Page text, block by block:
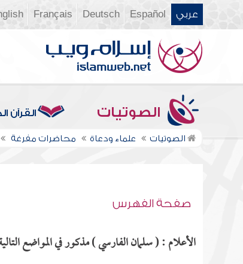
عربي Español
Deutsch
Français
الصوتيات القرآن
الصوتيات علماء ودعاة محاضرات مفرغة
صفحة الفهرس
الأعلام : ( سلمان الفارسي ) مذكور في المواضع